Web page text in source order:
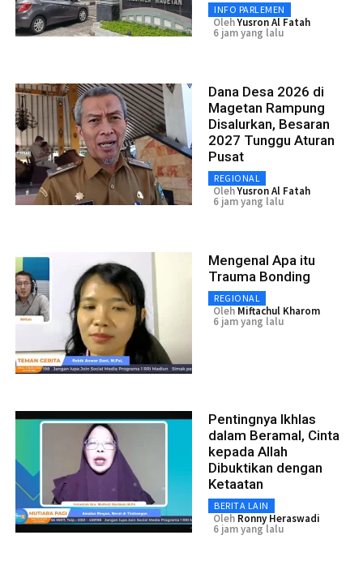
INFO PARLEMEN
OlehYusron Al Fatah
6 jam yang lalu
Dana Desa 2026 di
Magetan Rampung
Disalurkan, Besaran
2027 Tunggu Aturan
Pusat
REGIONAL
OlehYusron Al Fatah
6 jam yang lalu
Mengenal Apa itu
Trauma Bonding
REGIONAL
Oleh Miftachul Kharom
6 jam yang lalu
Pentingnya Ikhlas
dalam Beramal, Cinta
kepada Allah
Dibuktikan dengan
Ketaatan
BERITA LAIN
Oleh Ronny Heraswadi
6 jam yang lalu